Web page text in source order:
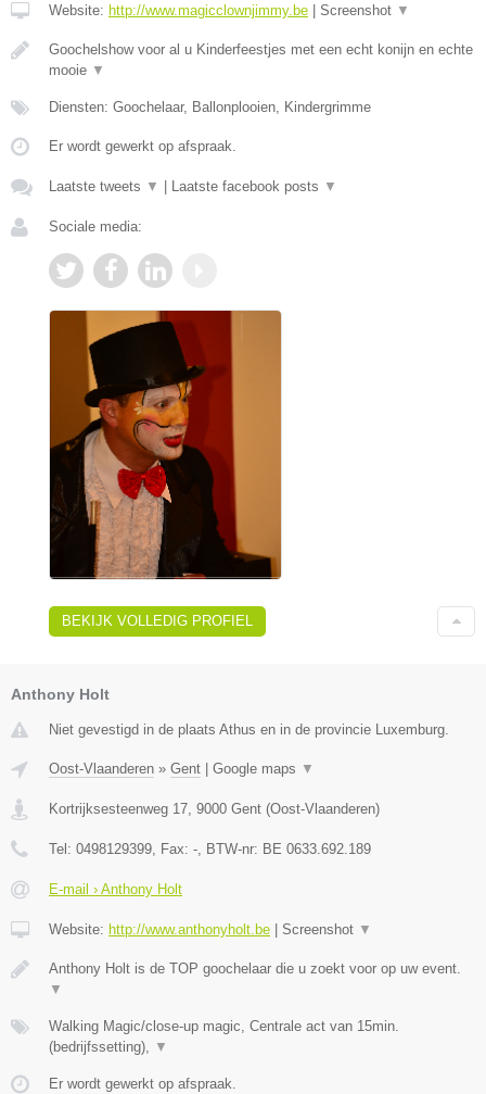
Website: http://www.magicclownjimmy.be | Screenshot ▼
Goochelshow voor al u Kinderfeestjes met een echt konijn en echte
mooie ▼
Diensten: Goochelaar, Ballonplooien, Kindergrimme
Er wordt gewerkt op afspraak.
Laatste tweets ▼ | Laatste facebook posts ▼
Sociale media:
BEKIJK VOLLEDIG PROFIEL
Anthony Holt
Niet gevestigd in de plaats Athus en in de provincie Luxemburg.
Oost-Vlaanderen » Gent Google maps ▼
Kortrijksesteenweg 17, 9000 Gent (Oost-Vlaanderen)
Tel: 0498129399, Fax: -, BTW-nr: BE 0633.692.189
E-mail › Anthony Holt
Website: http://www.anthonyholt.be Screenshot ▼
Anthony Holt is de TOP goochelaar die u zoekt voor op uw event.
▼
Walking Magic/close-up magic, Centrale act van 15min.
(bedrijfssetting), ▼
Er wordt gewerkt op afspraak.